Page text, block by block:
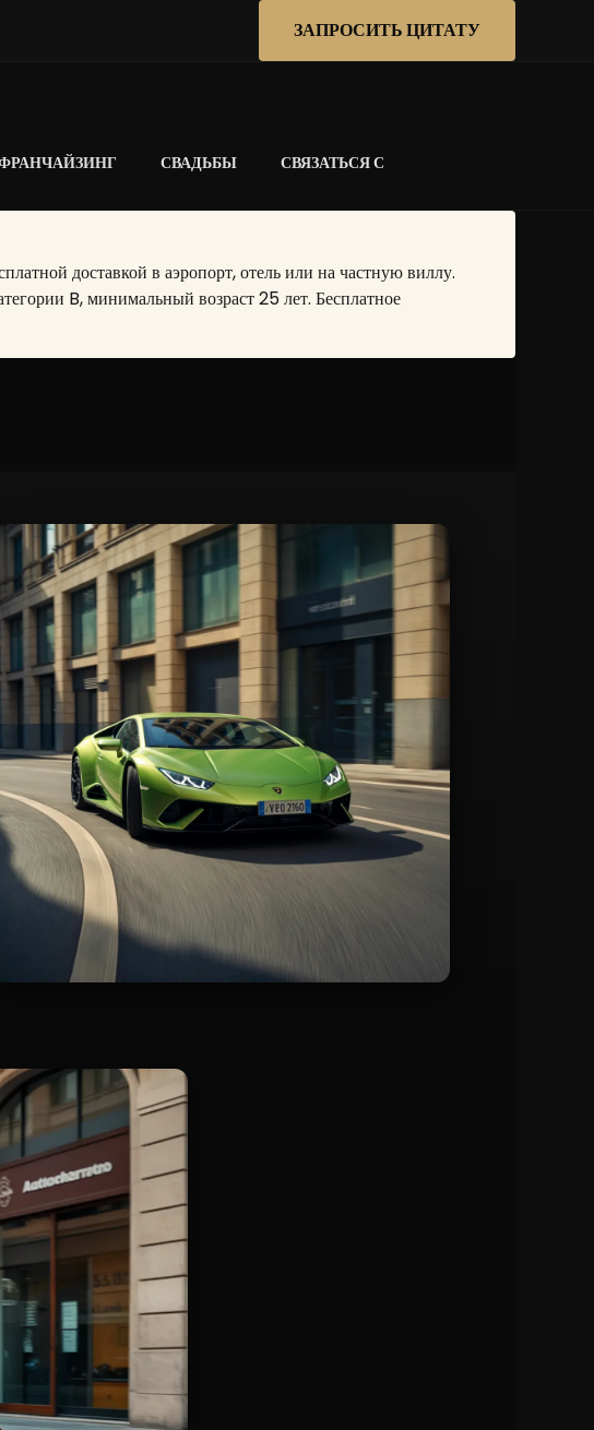
ЗАПРОСИТЬ ЦИТАТУ
СВАДЬБЫ СВЯЗАТЬСЯ С
доставкой в аэропорт, отель или на частную виллу.
B, минимальный возраст 25 лет. Бесплатное